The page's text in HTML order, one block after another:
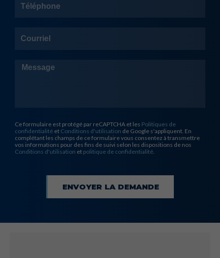
Message
Ce formulaire est protégé par reCAPTCHA et les Politiques de
confidentialité et Conditions d'utilisation de Google s'appliquent. En
complétant les champs de ce formulaire vous consentez à transmettre
vos informations pour des fins de suivi selon les dispositions de nos
Conditions d'utilisation et politique de confidentialité
ENVOYER LA DEMANDE